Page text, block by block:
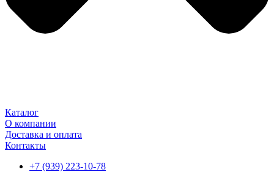
Каталог
О компании
Доставка и оплата
Контакты
+7 (939) 223-10-78